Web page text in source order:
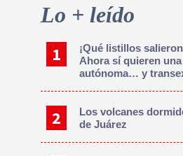
Primary
Sidebar
Lo + leído
¡Qué listillos
Ahora sí quieren
autónoma… y
Los volcanes
de Juárez